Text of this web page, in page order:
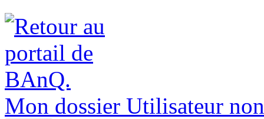
Mon dossier Utilisateur